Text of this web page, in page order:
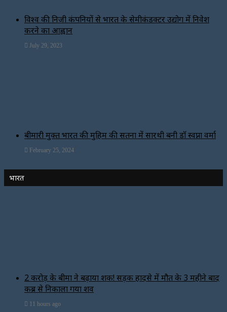
विश्‍व की निजी कंपनियों से भारत के सेमीकंडक्टर उद्योग में निवेश
करने का आह्वान
July 29, 2023
बीमारी मुक्त भारत की मुहिम की सतना में सारथी बनी डाॅ स्वप्ना वर्मा
February 25, 2024
भारत
2 करोड़ के बीमा ने बढ़ाया शक! सड़क हादसे में मौत के 3 महीने बाद
कब्र से निकाला गया शव
11 hours ago